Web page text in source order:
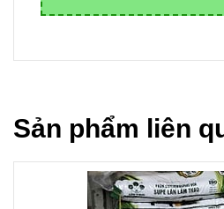
Sản phẩm liên